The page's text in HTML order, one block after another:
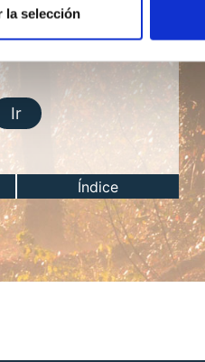
la selección
del día
Ir
Índice